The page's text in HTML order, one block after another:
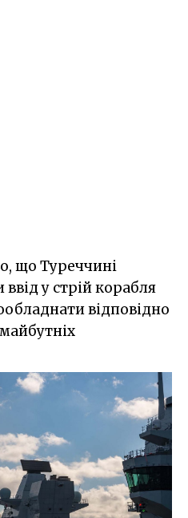
що Туреччині
ввід у стрій корабля
відповідно